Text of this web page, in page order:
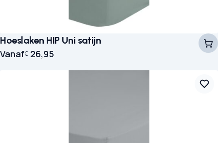
Hoeslaken HIP Uni satijn
Vanaf€ 26,95